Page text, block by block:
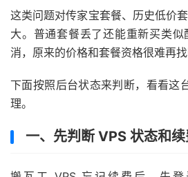
这类问题对传家宝套餐、历史低价
大。普通套餐丢了还能重新买类
消，原来的价格和套餐资格很难再找
下面按照后台状态来判断，看看这
理。
一、先判断 VPS 状态和